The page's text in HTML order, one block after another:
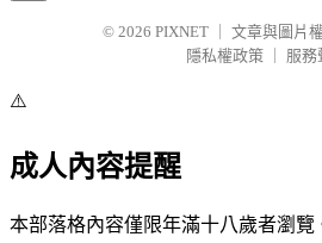
© 2026 PIXNET
文章與圖片
隱私權政策
服務
⚠️
成人內容提醒
本部落格內容僅限年滿十八歲者瀏覽